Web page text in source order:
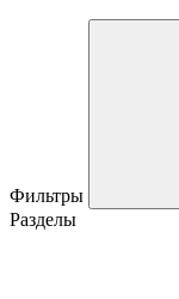
Фильтры
Разделы